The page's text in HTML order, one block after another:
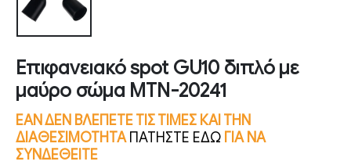
Επιφανειακό spot GU10 διπλό με
μαύρο σώμα MTN-20241
ΕΑΝ ΔΕΝ ΒΛΕΠΕΤΕ ΤΙΣ ΤΙΜΕΣ ΚΑΙ ΤΗΝ
ΔΙΑΘΕΣΙΜΟΤΗΤΑ ΠΑΤΗΣΤΕ ΕΔΩ ΓΙΑ ΝΑ
ΣΥΝΔΕΘΕΙΤΕ